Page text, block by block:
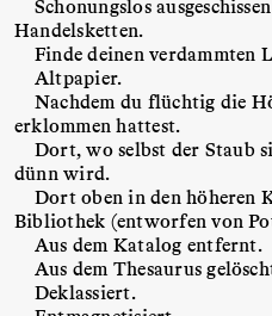
Schonungslos
Handelsketten.
Finde deinen verdammten
Altpapier.
Nachdem du flüchtig die
erklommen hattest.
Dort, wo selbst der Staub
dünn wird.
Dort oben in den höheren
Bibliothek (entworfen von
Aus dem Katalog entfernt.
Aus dem Thesaurus
Deklassiert.